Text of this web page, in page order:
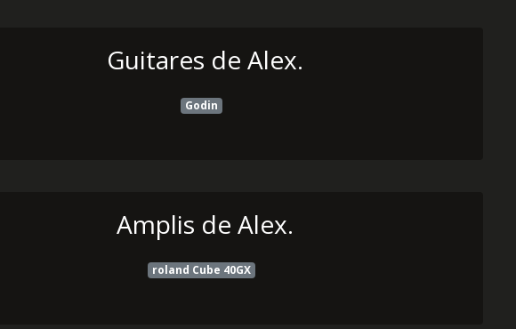
Guitares de Alex.
Godin
Amplis de Alex.
roland Cube 40GX